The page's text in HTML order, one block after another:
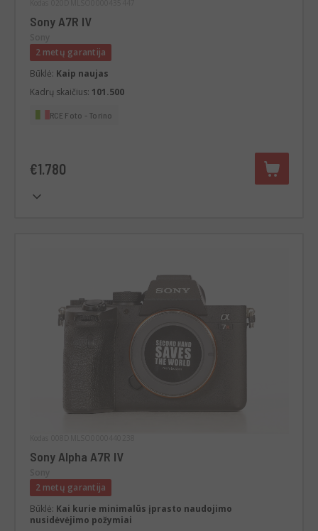
Sony A7R IV
2 metų garantija
Būklė: Kaip naujas
Kadrų skaičius: 101.500
RCE Foto - Torino
€1.780
Sony Alpha A7R IV
2 metų garantija
Būklė: Kai kurie minimalūs įprasto naudojimo
nusidėvėjimo požymiai